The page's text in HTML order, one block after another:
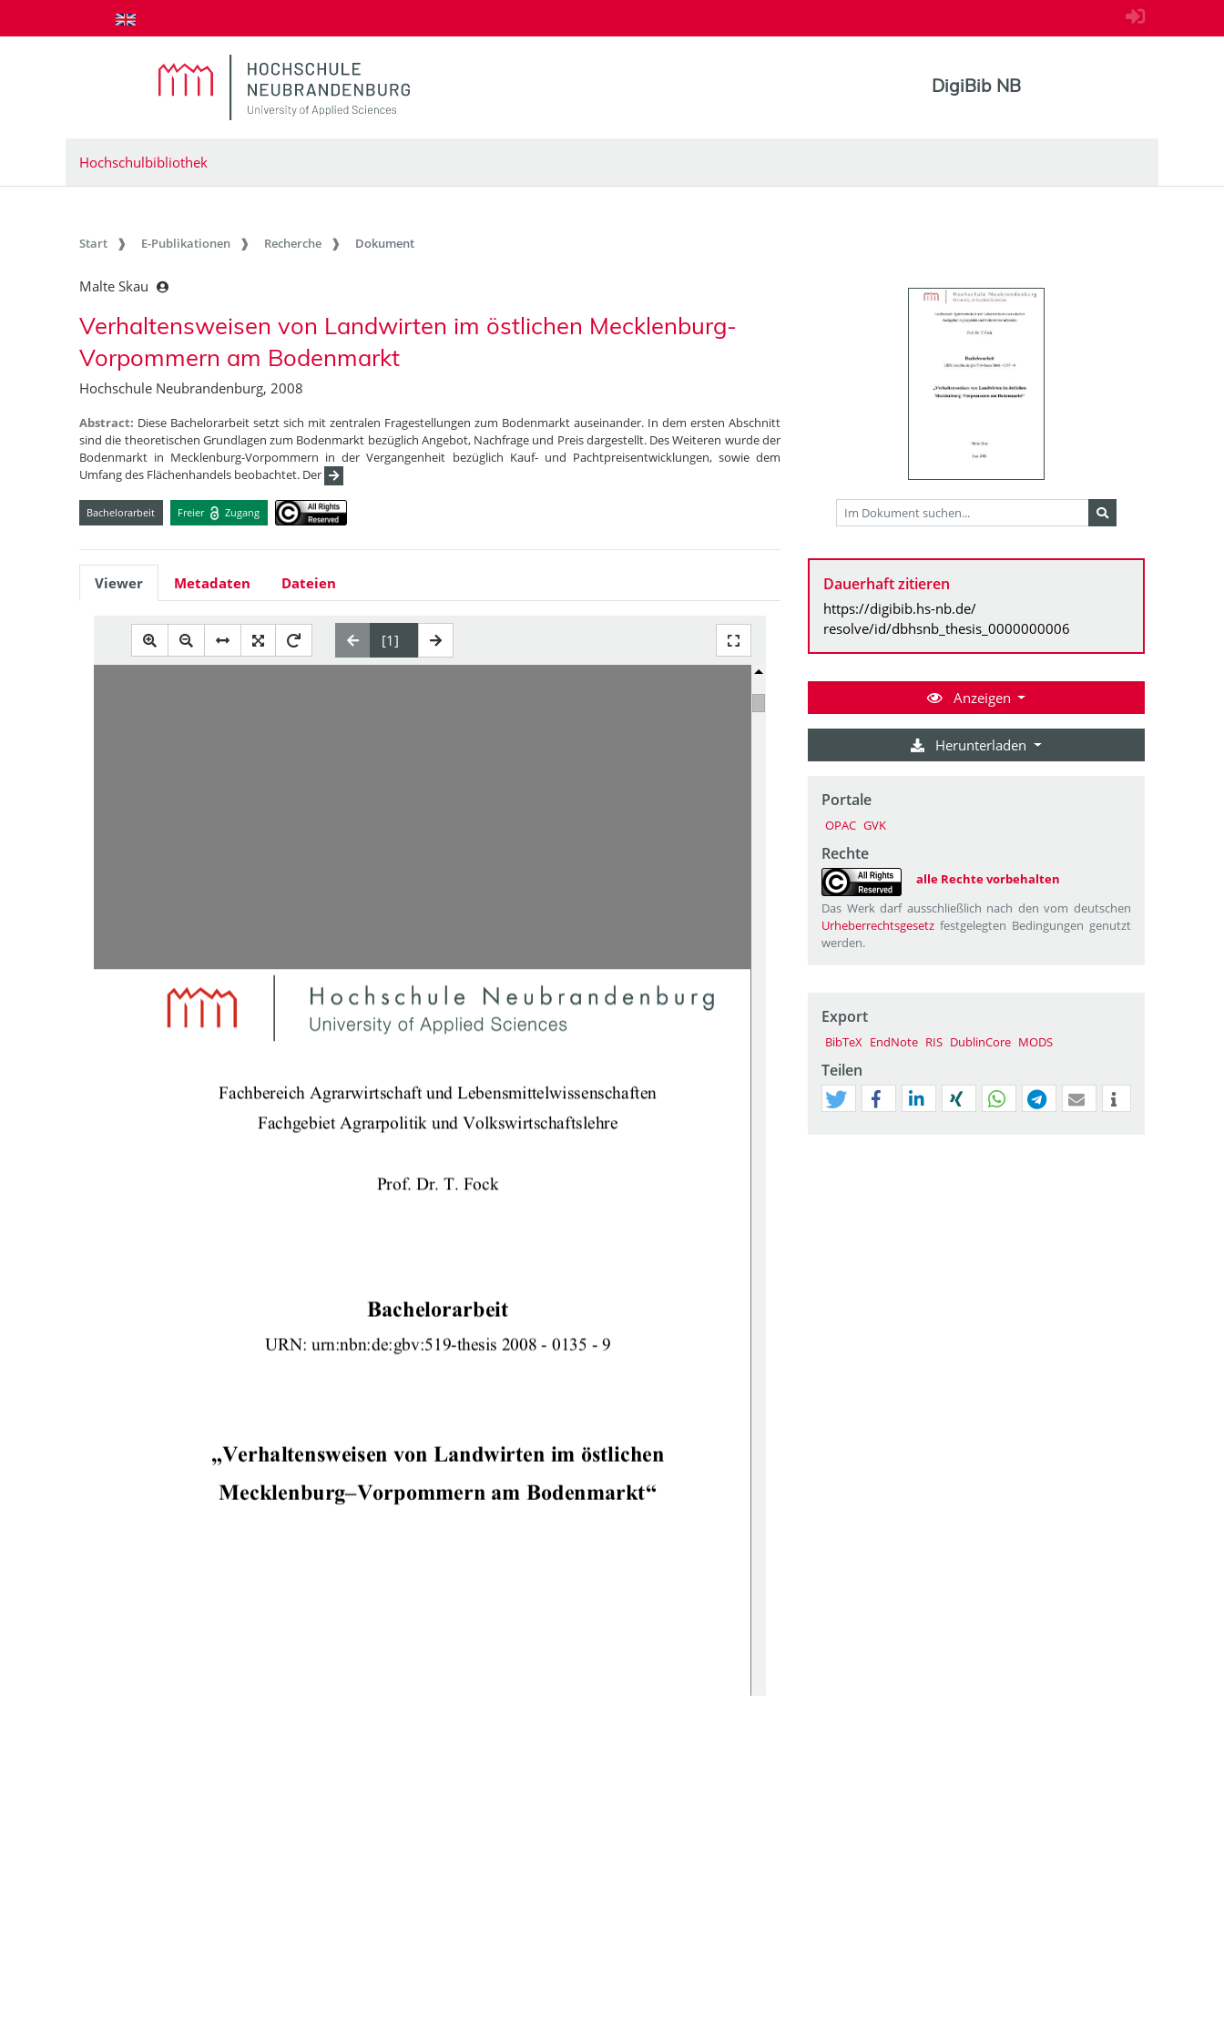
zum Inhalt springen
DigiBib NB
Hochschulbibliothek
Start E-Publikationen Recherche Dokument
Malte Skau
Verhaltensweisen von Landwirten im östlichen Mecklenburg-
Vorpommern am Bodenmarkt
Hochschule Neubrandenburg, 2008
Abstract: Diese Bachelorarbeit setzt sich mit zentralen Fragestellungen zum Bodenmarkt auseinander. In dem ersten Abschnitt
sind die theoretischen Grundlagen zum Bodenmarkt bezüglich Angebot, Nachfrage und Preis dargestellt. Des Weiteren wurde der
Bodenmarkt in Mecklenburg-Vorpommern in der Vergangenheit bezüglich Kauf- und Pachtpreisentwicklungen, sowie dem
Umfang des Flächenhandels beobachtet. Der
Bachelorarbeit Freier Zugang
Viewer Metadaten Dateien
Fachbereich Agrarwirtschaft und Lebensmittelwissenschaften
Fachgebiet Agrarpolitik und Volkswirtschaftslehre
Prof. Dr. T. Fock
Bachelorarbeit
URN: urn:nbn:de:gbv:519-thesis 2008 - 0135 - 9
„Verhaltensweisen von Landwirten im östlichen
Mecklenburg–Vorpommern am Bodenmarkt“
Dauerhaft zitieren
https://digibib.hs-nb.de/
resolve/id/dbhsnb_thesis_0000000006
Anzeigen
Herunterladen
Portale
OPAC GVK
Rechte
alle Rechte vorbehalten
Das Werk darf ausschließlich nach den vom deutschen
Urheberrechtsgesetz festgelegten Bedingungen genutzt
werden.
Export
BibTeX EndNote RIS DublinCore MODS
Teilen